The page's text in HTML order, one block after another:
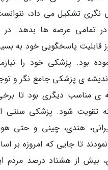
نگری تشکیل می داد،
تمامی عرصه ها بدهد. در
قابلیت پاسخگویی خود به
بود. پزشکی خود را
ی پزشکی جامع نگر و
ی مناسب دیگری بود تا
تقویت شود. پزشکی سنتی
هندی، چینی و حتی
تا جایی که امروزه بر
بیش از هشتاد درصد مردم